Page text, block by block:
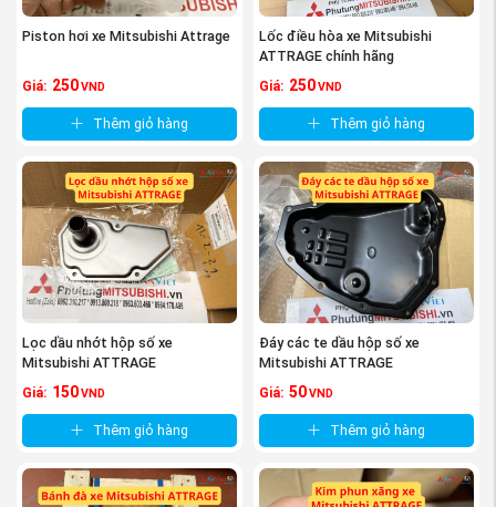
Piston hơi xe Mitsubishi Attrage
Giá: 250 VND
Thêm giỏ hàng
Lốc điều hòa xe Mitsubishi
ATTRAGE chính hãng
Giá: 250 VND
Thêm giỏ hàng
Lọc dầu nhớt hộp số xe
Mitsubishi ATTRAGE
Giá: 150 VND
Thêm giỏ hàng
Đáy các te dầu hộp số xe
Mitsubishi ATTRAGE
Giá: 50 VND
Thêm giỏ hàng